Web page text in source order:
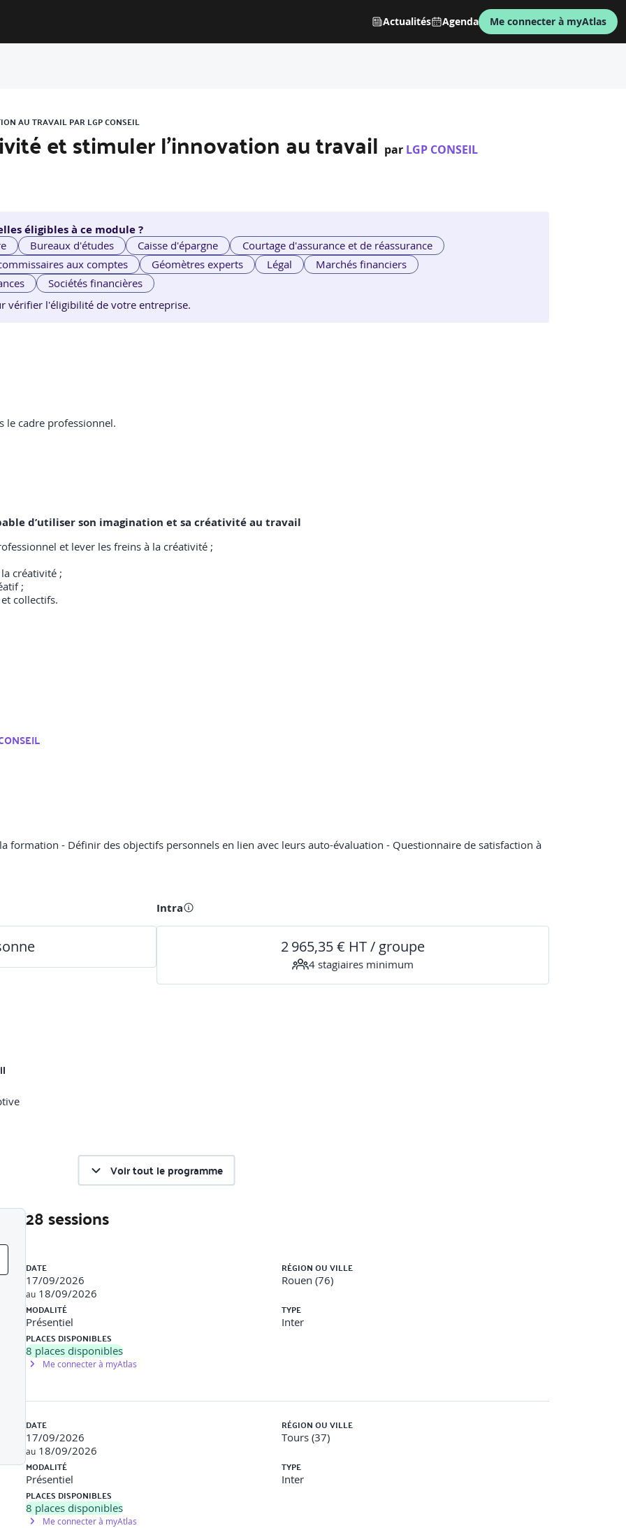
Actualités Agenda Me connecter à myAtlas
AU TRAVAIL PAR LGP CONSEIL
et stimuler l’innovation au travail par LGP CONSEIL
éligibles à ce module ?
Bureaux d'études Caisse d'épargne
Courtage d'assurance et de réassurance
aux comptes Géomètres experts Légal
Marchés financiers
Sociétés financières
vérifier l'éligibilité de votre entreprise.
le cadre professionnel.
d’utiliser son imagination et sa créativité au travail
et lever les freins à la créativité ;
créativité ;
;
collectifs.
formation - Définir des objectifs personnels en lien avec leurs auto-évaluation - Questionnaire de satisfaction à
Intra
2 965,35 € HT / groupe
4 stagiaires minimum
méditation pour stimuler la pensée créative
innovantes
un nouvel usage, Eliminer, Réorganiser
Idéation, Prototypage, Test
problème concret
Voir tout le programme
28 sessions
DATE
17/09/2026
au 18/09/2026
RÉGION OU VILLE
Rouen (76)
MODALITÉ
Présentiel
TYPE
Inter
PLACES DISPONIBLES
8 places disponibles
Me connecter à myAtlas
DATE
17/09/2026
au 18/09/2026
RÉGION OU VILLE
Tours (37)
MODALITÉ
Présentiel
TYPE
Inter
PLACES DISPONIBLES
8 places disponibles
Me connecter à myAtlas